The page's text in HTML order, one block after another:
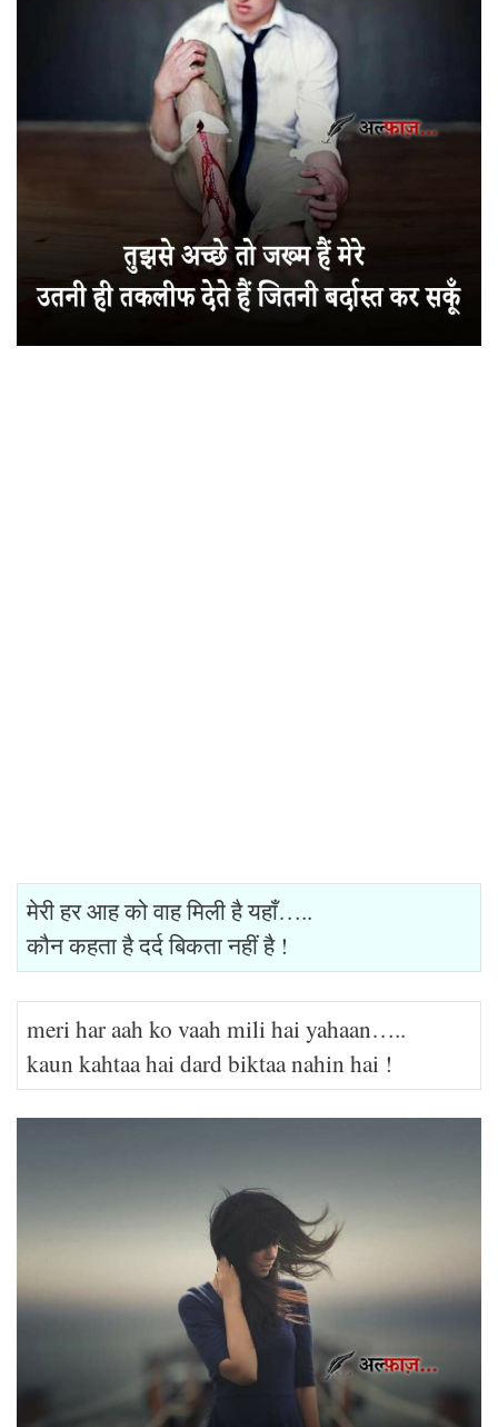
मेरी हर आह को वाह मिली है यहाँ…..
कौन कहता है दर्द बिकता नहीं है !
meri har aah ko vaah mili hai yahaan…..
kaun kahtaa hai dard biktaa nahin hai !